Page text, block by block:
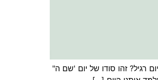
רגיל? זהו סודו של יום 'שם ה"